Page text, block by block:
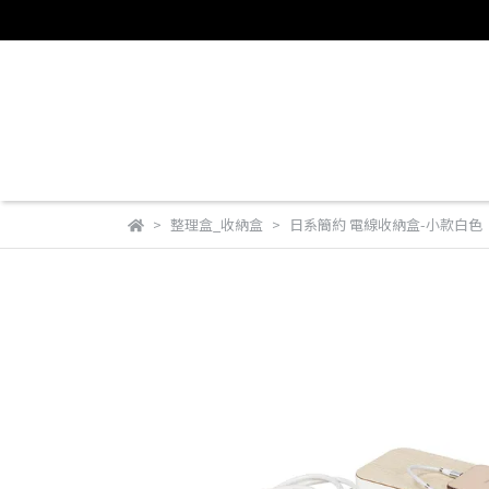
整理盒_收納盒 日系簡約 電線收納盒-小款白色